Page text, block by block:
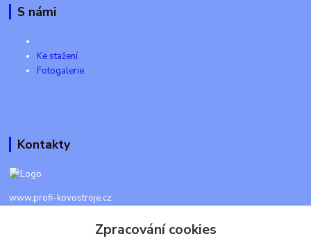
S námi
Ke stažení
Fotogalerie
Kontakty
www.profi-kovostroje.cz
+420 605 017 866Zpracování cookies